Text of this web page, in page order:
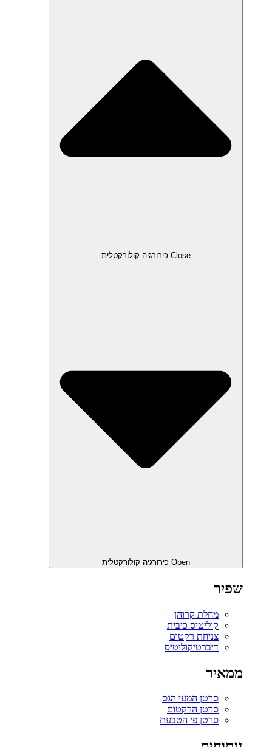
Close כירורגיה קולורקטלית
Open כירורגיה קולורקטלית
שפיר
מחלת קרוהן
קוליטיס כיבית
צניחת רקטום
דיברטיקוליטיס
ממאיר
סרטן המעי הגס
סרטן הרקטום
סרטן פי הטבעת